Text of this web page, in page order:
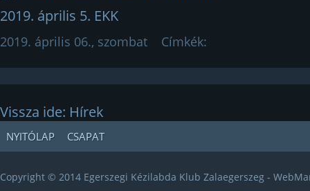
2019. április 5. EKK
2019. április 06., szombat Címkék:
Vissza ide: Hírek
NYITÓLAP CSAPAT
Copyright © 2014 Egerszegi Kézilabda Klub Zalaegerszeg -